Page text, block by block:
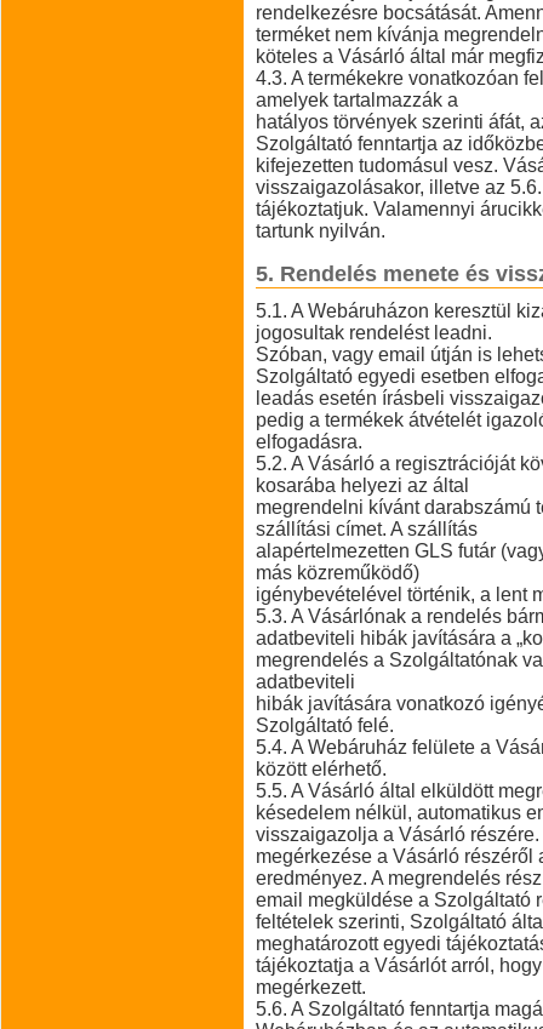
rendelkezésre bocsátását.
terméket nem kívánja
köteles a Vásárló által már
4.3. A termékekre vonatkozóan
amelyek tartalmazzák a
hatályos törvények szerinti áfát,
Szolgáltató fenntartja az
kifejezetten tudomásul vesz.
visszaigazolásakor, illetve az
tájékoztatjuk. Valamennyi
tartunk nyilván.
5. Rendelés menete és
5.1. A Webáruházon keresztül
jogosultak rendelést leadni.
Szóban, vagy email útján is
Szolgáltató egyedi esetben
leadás esetén írásbeli
pedig a termékek átvételét
elfogadásra.
5.2. A Vásárló a regisztrációját
kosarába helyezi az által
megrendelni kívánt darabszámú
szállítási címet. A szállítás
alapértelmezetten GLS futár
más közreműködő)
igénybevételével történik, a lent
5.3. A Vásárlónak a rendelés
adatbeviteli hibák javítására a
megrendelés a Szolgáltatónak
adatbeviteli
hibák javítására vonatkozó
Szolgáltató felé.
5.4. A Webáruház felülete a
között elérhető.
5.5. A Vásárló által elküldött
késedelem nélkül, automatikus
visszaigazolja a Vásárló
megérkezése a Vásárló
eredményez. A megrendelés
email megküldése a Szolgáltató
feltételek szerinti, Szolgáltató
meghatározott egyedi
tájékoztatja a Vásárlót arról,
megérkezett.
5.6. A Szolgáltató fenntartja